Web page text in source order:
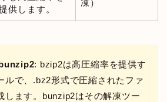
供します。
凍）
: bzip2は高圧縮率を提供す
ルで、.bz2形式で圧縮されたファ
します。bunzip2はその解凍ツー